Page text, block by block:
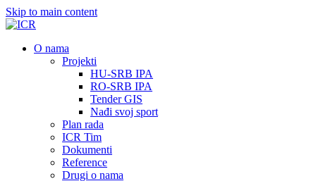
Skip to main content
О nama
Projekti
HU-SRB IPA
RO-SRB IPA
Tender GIS
Nađi svoj sport
Plan rada
ICR Tim
Dokumenti
Reference
Drugi o nama